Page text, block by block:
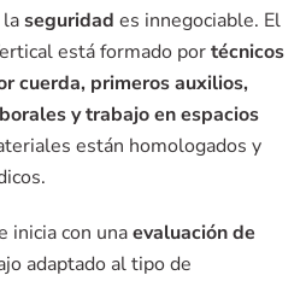
laseguridad es innegociable. El
está formado portécnicos
cuerda, primeros auxilios,
y trabajo en espacios
están homologados y
inicia con unaevaluación de
adaptado al tipo de